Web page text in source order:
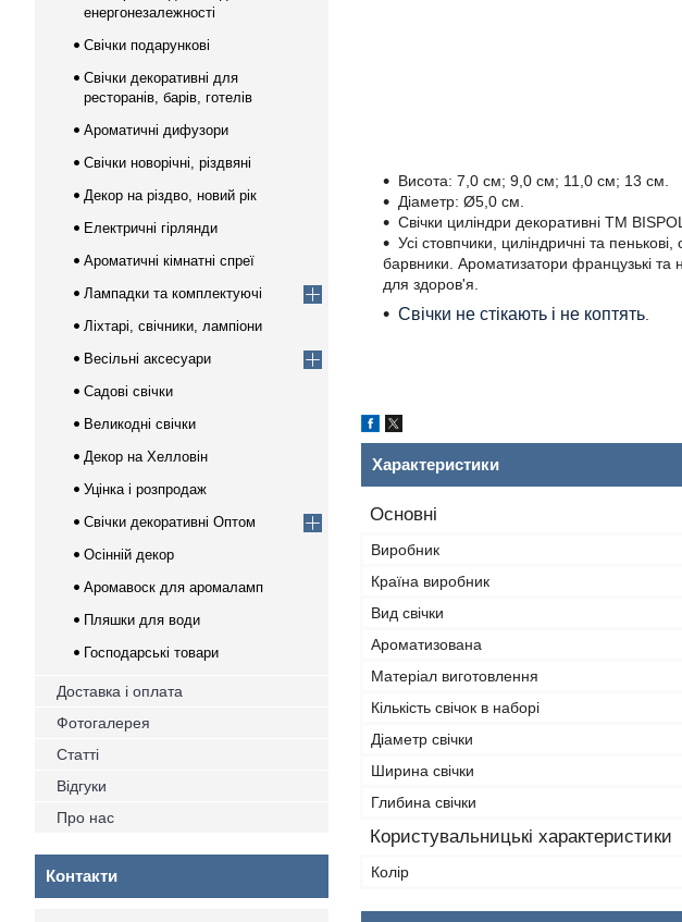
Висота: 7,0 см; 9,0 см; 11,0 см; 13 см.
Діаметр: Ø5,0 см.
Свічки циліндри декоративні ТМ
Усі стовпчики, циліндричні та пенькові,
барвники. Ароматизатори французькі та
для здоров'я.
Свічки не стікають і не коптять
Характеристики
Основні
Виробник
Країна виробник
Вид свічки
Ароматизована
Матеріал виготовлення
Кількість свічок в наборі
Діаметр свічки
Ширина свічки
Глибина свічки
Користувальницькі характеристики
Колір
енергонезалежності
Свічки подарункові
Свічки декоративні для
ресторанів, барів, готелів
Ароматичні дифузори
Свічки новорічні, різдвяні
Декор на різдво, новий рік
Електричні гірлянди
Ароматичні кімнатні спреї
Лампадки та комплектуючі
Ліхтарі, свічники, лампіони
Весільні аксесуари
Садові свічки
Великодні свічки
Декор на Хелловін
Уцінка і розпродаж
Свічки декоративні Оптом
Осінній декор
Аромавоск для аромаламп
Пляшки для води
Господарські товари
Доставка і оплата
Фотогалерея
Статті
Відгуки
Про нас
Контакти